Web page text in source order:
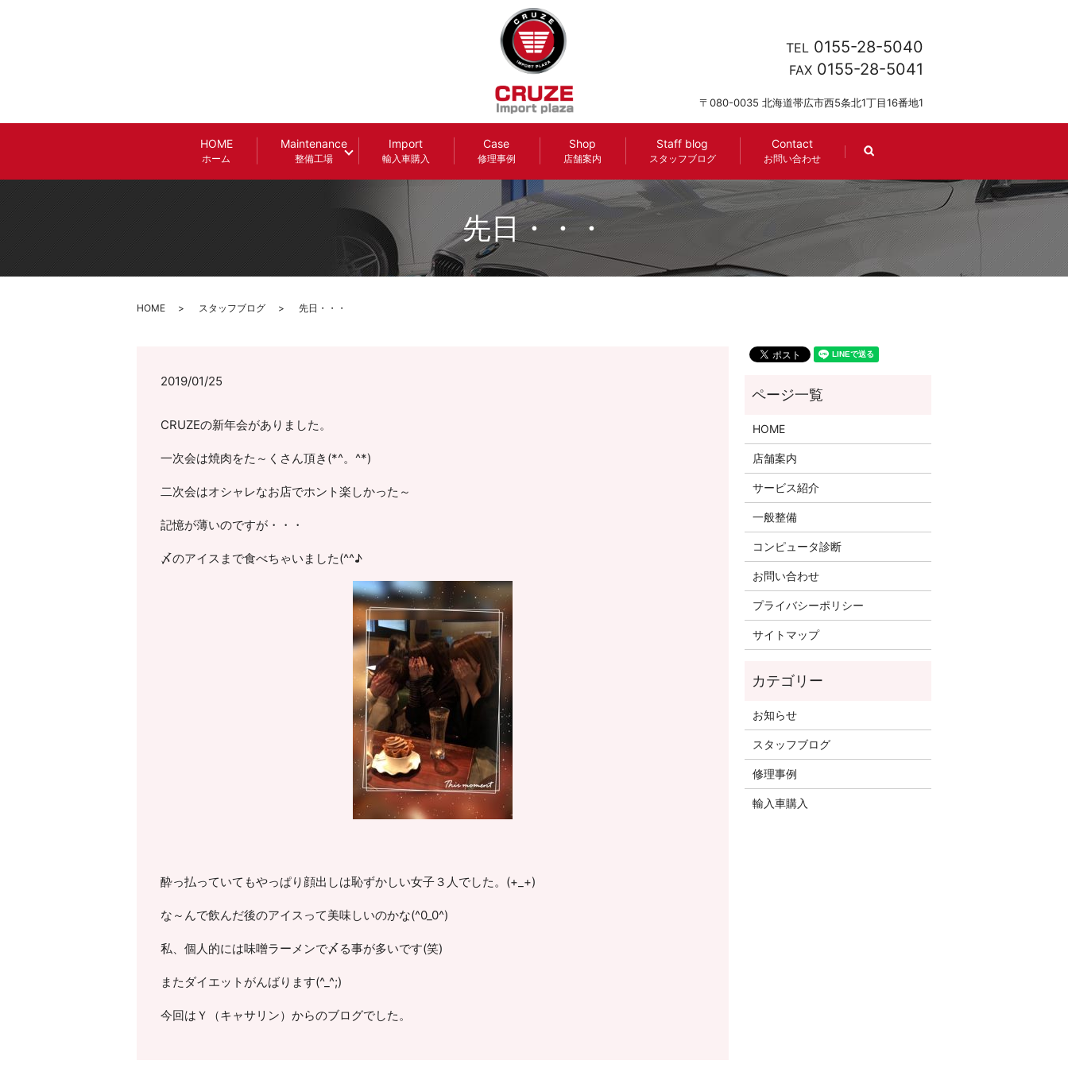
HOME
ホーム
Maintenance
整備工場
Import
輸入車購入
Case
修理事例
Shop
店舗案内
Staff blog
スタッフブログ
Contact
お問い合わせ search
TEL 0155-28-5040
FAX 0155-28-5041
〒080-0035 北海道帯広市西5条北1丁目16番地1
先日・・・
HOME スタッフブログ 先日・・・
2019/01/25
CRUZEの新年会がありました。
一次会は焼肉をた～くさん頂き(*^。^*)
二次会はオシャレなお店でホント楽しかった～
記憶が薄いのですが・・・
〆のアイスまで食べちゃいました(^^♪
酔っ払っていてもやっぱり顔出しは恥ずかしい女子３人でした。(+_+)
な～んで飲んだ後のアイスって美味しいのかな(^0_0^)
私、個人的には味噌ラーメンで〆る事が多いです(笑)
またダイエットがんばります(^_^;)
今回はＹ（キャサリン）からのブログでした。
HOME
店舗案内
サービス紹介
一般整備
コンピュータ診断
お問い合わせ
プライバシーポリシー
サイトマップ
お知らせ
スタッフブログ
修理事例
輸入車購入